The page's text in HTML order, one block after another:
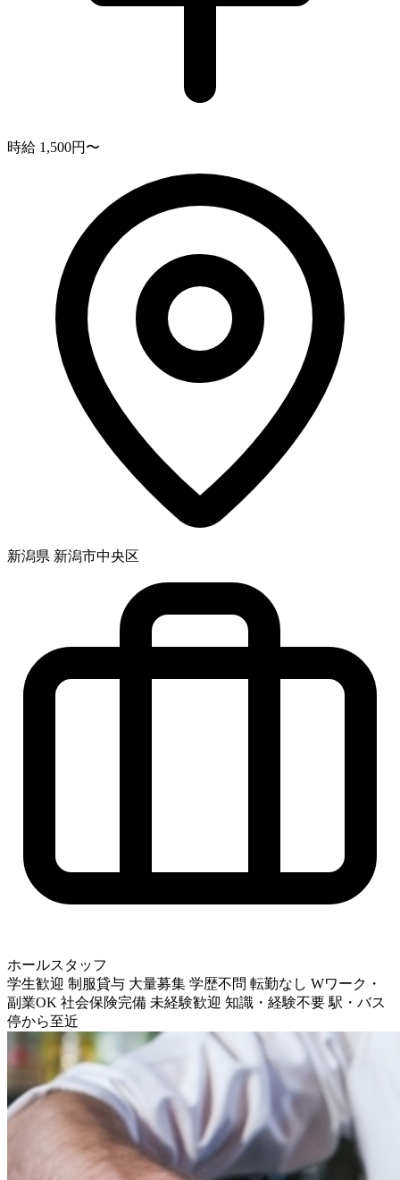
時給 1,500円〜
新潟県 新潟市中央区
ホールスタッフ
学生歓迎 制服貸与 大量募集 学歴不問 転勤なし Wワーク・
副業OK 社会保険完備 未経験歓迎 知識・経験不要 駅・バス
停から至近